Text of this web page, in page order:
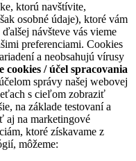
ktorú navštívite,
osobné údaje), ktoré vám
návšteve vás vieme
preferenciami. Cookies
a neobsahujú vírusy
cookies / účel spracovania
správy našej webovej
s cieľom zobraziť
na základe testovaní a
aj na marketingové
ktoré získavame z
môžeme: